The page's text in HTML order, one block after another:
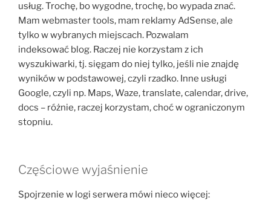
usług. Trochę, bo wygodne, trochę, bo wypada znać.
Mam webmaster tools, mam reklamy AdSense, ale
tylko w wybranych miejscach. Pozwalam
indeksować blog. Raczej nie korzystam z ich
wyszukiwarki, tj. sięgam do niej tylko, jeśli nie znajdę
wyników w podstawowej, czyli rzadko. Inne usługi
Google, czyli np. Maps, Waze, translate, calendar, drive,
docs – różnie, raczej korzystam, choć w ograniczonym
stopniu.
Częściowe wyjaśnienie
Spojrzenie w logi serwera mówi nieco więcej: